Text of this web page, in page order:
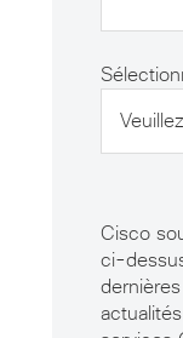
Cisco
ci-